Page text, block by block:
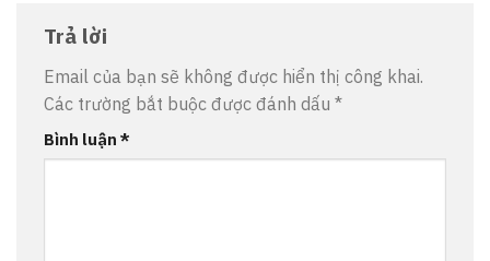
Trả lời
Email của bạn sẽ không được hiển thị công khai.
Các trường bắt buộc được đánh dấu *
Bình luận *